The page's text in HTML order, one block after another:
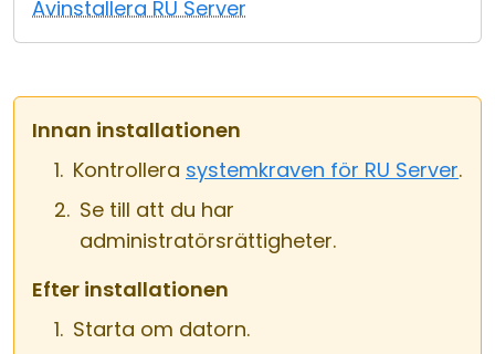
Avinstallera RU Server
Innan installationen
Kontrollera systemkraven för RU Server.
Se till att du har
administratörsrättigheter.
Efter installationen
Starta om datorn.